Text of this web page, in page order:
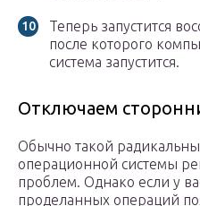
Теперь запустится
после которого
система запустится.
Отключаем
Обычно такой
операционной системы
проблем. Однако если у
проделанных операций